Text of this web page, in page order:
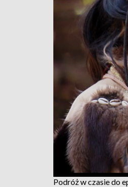
Podróż w czasie do